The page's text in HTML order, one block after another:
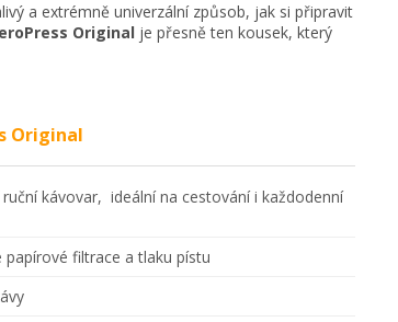
a extrémně univerzální způsob, jak si připravit
Original je přesně ten kousek, který
Original
kávovar, ideální na cestování i každodenní
papírové filtrace a tlaku pístu